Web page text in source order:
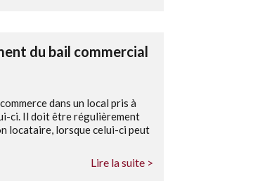
du bail commercial
dans un local pris à
ci. Il doit être régulièrement
locataire, lorsque celui-ci peut
Lire la suite >